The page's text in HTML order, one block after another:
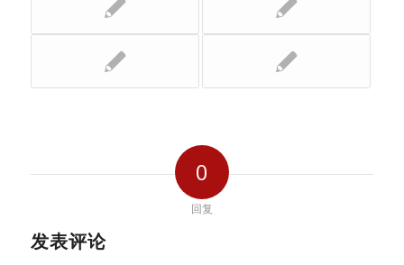
0
回复
发表评论